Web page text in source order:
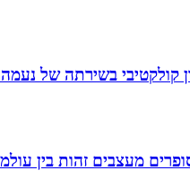
קולקטיבי בשירתה של
מעצבים זהות בין